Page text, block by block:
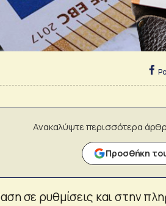
Ανακαλύψτε περισσότερα
Προσθήκη
σε ρυθμίσεις και στην